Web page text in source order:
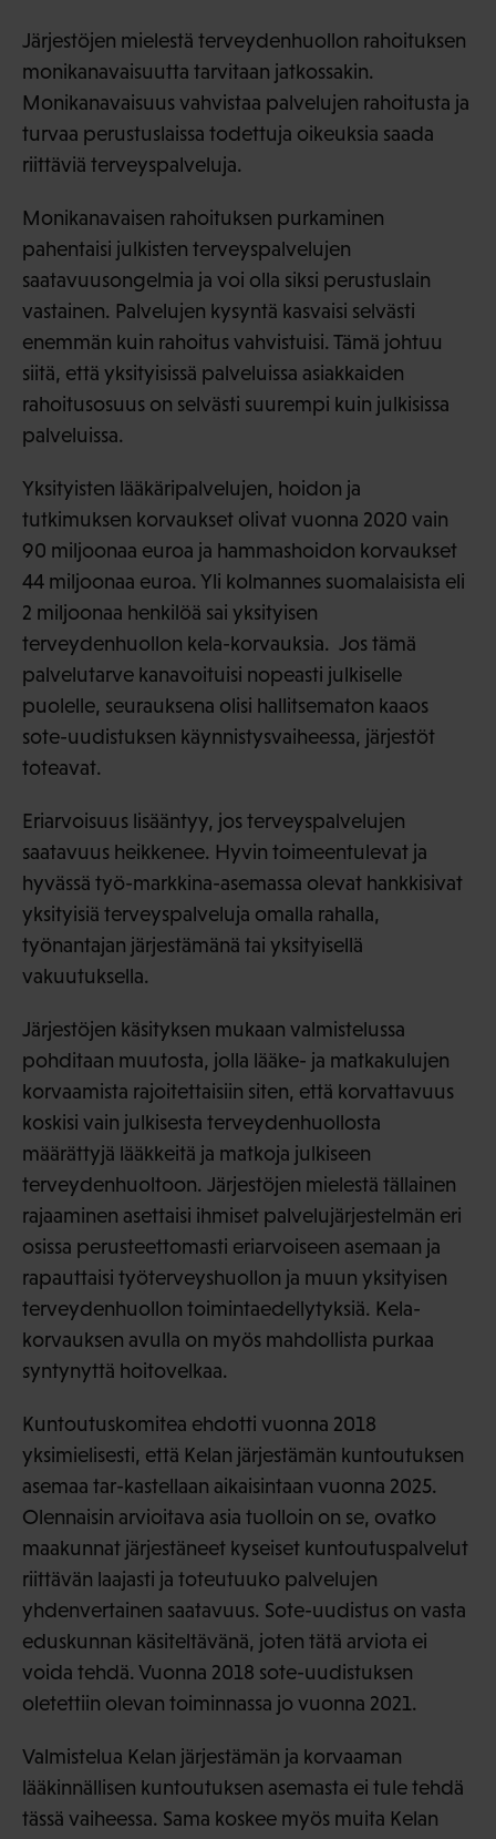
Järjestöjen mielestä terveydenhuollon rahoituksen
monikanavaisuutta tarvitaan jatkossakin.
Monikanavaisuus vahvistaa palvelujen rahoitusta ja
turvaa perustuslaissa todettuja oikeuksia saada
riittäviä terveyspalveluja.
Monikanavaisen rahoituksen purkaminen
pahentaisi julkisten terveyspalvelujen
saatavuusongelmia ja voi olla siksi perustuslain
vastainen. Palvelujen kysyntä kasvaisi selvästi
enemmän kuin rahoitus vahvistuisi. Tämä johtuu
siitä, että yksityisissä palveluissa asiakkaiden
rahoitusosuus on selvästi suurempi kuin julkisissa
palveluissa.
Yksityisten lääkäripalvelujen, hoidon ja
tutkimuksen korvaukset olivat vuonna 2020 vain
90 miljoonaa euroa ja hammashoidon korvaukset
44 miljoonaa euroa. Yli kolmannes suomalaisista eli
2 miljoonaa henkilöä sai yksityisen
terveydenhuollon kela-korvauksia. Jos tämä
palvelutarve kanavoituisi nopeasti julkiselle
puolelle, seurauksena olisi hallitsematon kaaos
sote-uudistuksen käynnistysvaiheessa, järjestöt
toteavat.
Eriarvoisuus lisääntyy, jos terveyspalvelujen
saatavuus heikkenee. Hyvin toimeentulevat ja
hyvässä työ-markkina-asemassa olevat hankkisivat
yksityisiä terveyspalveluja omalla rahalla,
työnantajan järjestämänä tai yksityisellä
vakuutuksella.
Järjestöjen käsityksen mukaan valmistelussa
pohditaan muutosta, jolla lääke- ja matkakulujen
korvaamista rajoitettaisiin siten, että korvattavuus
koskisi vain julkisesta terveydenhuollosta
määrättyjä lääkkeitä ja matkoja julkiseen
terveydenhuoltoon. Järjestöjen mielestä tällainen
rajaaminen asettaisi ihmiset palvelujärjestelmän eri
osissa perusteettomasti eriarvoiseen asemaan ja
rapauttaisi työterveyshuollon ja muun yksityisen
terveydenhuollon toimintaedellytyksiä. Kela-
korvauksen avulla on myös mahdollista purkaa
syntynyttä hoitovelkaa.
Kuntoutuskomitea ehdotti vuonna 2018
yksimielisesti, että Kelan järjestämän kuntoutuksen
asemaa tar-kastellaan aikaisintaan vuonna 2025.
Olennaisin arvioitava asia tuolloin on se, ovatko
maakunnat järjestäneet kyseiset kuntoutuspalvelut
riittävän laajasti ja toteutuuko palvelujen
yhdenvertainen saatavuus. Sote-uudistus on vasta
eduskunnan käsiteltävänä, joten tätä arviota ei
voida tehdä. Vuonna 2018 sote-uudistuksen
oletettiin olevan toiminnassa jo vuonna 2021.
Valmistelua Kelan järjestämän ja korvaaman
lääkinnällisen kuntoutuksen asemasta ei tule tehdä
tässä vaiheessa. Sama koskee myös muita Kelan